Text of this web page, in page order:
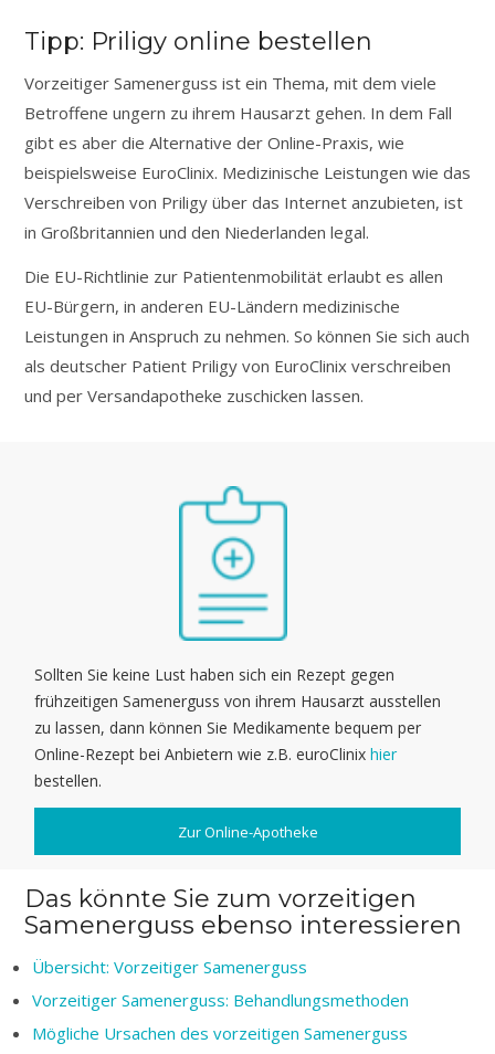
Tipp: Priligy online bestellen
Vorzeitiger Samenerguss ist ein Thema, mit dem viele
Betroffene ungern zu ihrem Hausarzt gehen. In dem Fall
gibt es aber die Alternative der Online-Praxis, wie
beispielsweise EuroClinix. Medizinische Leistungen wie das
Verschreiben von Priligy über das Internet anzubieten, ist
in Großbritannien und den Niederlanden legal.
Die EU-Richtlinie zur Patientenmobilität erlaubt es allen
EU-Bürgern, in anderen EU-Ländern medizinische
Leistungen in Anspruch zu nehmen. So können Sie sich auch
als deutscher Patient Priligy von EuroClinix verschreiben
und per Versandapotheke zuschicken lassen.
Sollten Sie keine Lust haben sich ein Rezept gegen
frühzeitigen Samenerguss von ihrem Hausarzt ausstellen
zu lassen, dann können Sie Medikamente bequem per
Online-Rezept bei Anbietern wie z.B. euroClinixhier
bestellen.
Zur Online-Apotheke
Das könnte Sie zum vorzeitigen
Samenerguss ebenso interessieren
Übersicht: Vorzeitiger Samenerguss
Vorzeitiger Samenerguss: Behandlungsmethoden
Mögliche Ursachen des vorzeitigen Samenerguss